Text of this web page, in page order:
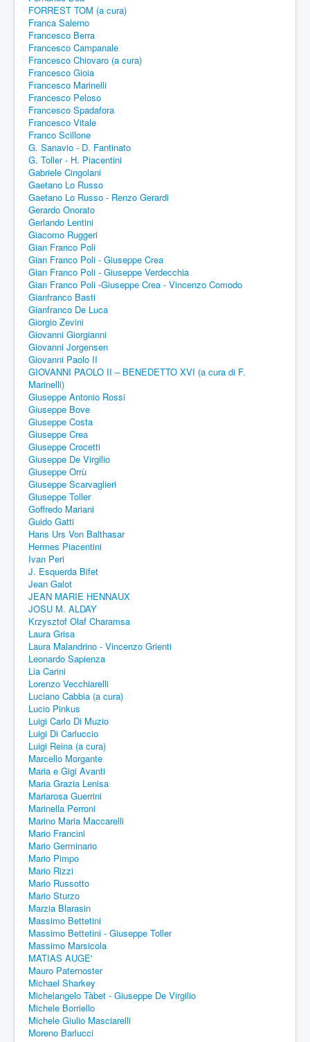
FORREST TOM (a cura)
Franca Salerno
Francesco Berra
Francesco Campanale
Francesco Chiovaro (a cura)
Francesco Gioia
Francesco Marinelli
Francesco Peloso
Francesco Spadafora
Francesco Vitale
Franco Scillone
G. Sanavio - D. Fantinato
G. Toller - H. Piacentini
Gabriele Cingolani
Gaetano Lo Russo
Gaetano Lo Russo - Renzo Gerardi
Gerardo Onorato
Gerlando Lentini
Giacomo Ruggeri
Gian Franco Poli
Gian Franco Poli - Giuseppe Crea
Gian Franco Poli - Giuseppe Verdecchia
Gian Franco Poli -Giuseppe Crea - Vincenzo Comodo
Gianfranco Basti
Gianfranco De Luca
Giorgio Zevini
Giovanni Giorgianni
Giovanni Jorgensen
Giovanni Paolo II
GIOVANNI PAOLO II – BENEDETTO XVI (a cura di F.
Marinelli)
Giuseppe Antonio Rossi
Giuseppe Bove
Giuseppe Costa
Giuseppe Crea
Giuseppe Crocetti
Giuseppe De Virgilio
Giuseppe Orrù
Giuseppe Scarvaglieri
Giuseppe Toller
Goffredo Mariani
Guido Gatti
Hans Urs Von Balthasar
Hermes Piacentini
Ivan Peri
J. Esquerda Bifet
Jean Galot
JEAN MARIE HENNAUX
JOSU M. ALDAY
Krzysztof Olaf Charamsa
Laura Grisa
Laura Malandrino - Vincenzo Grienti
Leonardo Sapienza
Lia Carini
Lorenzo Vecchiarelli
Luciano Cabbia (a cura)
Lucio Pinkus
Luigi Carlo Di Muzio
Luigi Di Carluccio
Luigi Reina (a cura)
Marcello Morgante
Maria e Gigi Avanti
Maria Grazia Lenisa
Mariarosa Guerrini
Marinella Perroni
Marino Maria Maccarelli
Mario Francini
Mario Germinario
Mario Pimpo
Mario Rizzi
Mario Russotto
Mario Sturzo
Marzia Blarasin
Massimo Bettetini
Massimo Bettetini - Giuseppe Toller
Massimo Marsicola
MATIAS AUGE'
Mauro Paternoster
Michael Sharkey
Michelangelo Tàbet - Giuseppe De Virgilio
Michele Borriello
Michele Giulio Masciarelli
Moreno Barlucci